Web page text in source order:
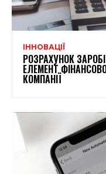
ІННОВАЦІЇ
РОЗРАХУНОК
ЕЛЕМЕНТ
КОМПАНІЇ